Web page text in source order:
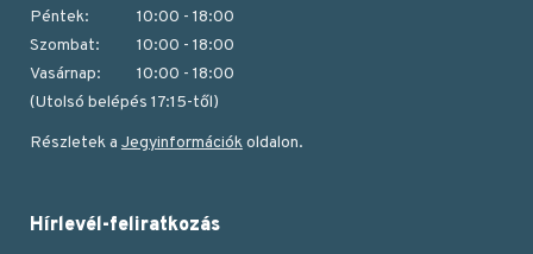
Péntek:
10:00 - 18:00
Szombat:
10:00 - 18:00
Vasárnap:
10:00 - 18:00
(Utolsó belépés 17:15-től)
Részletek a Jegyinformációkoldalon.
Hírlevél-feliratkozás